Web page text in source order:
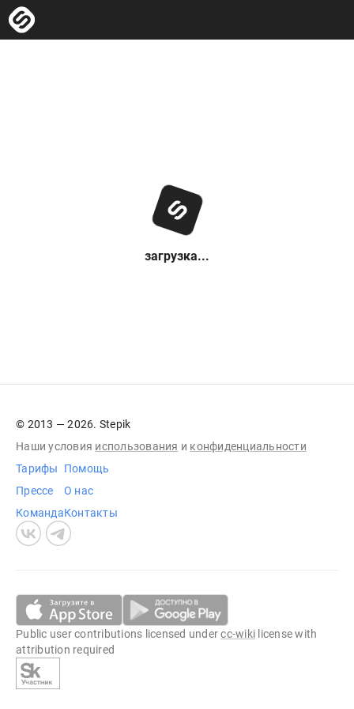
загрузка...
© 2013 — 2026. Stepik
Наши условия использования и конфиденциальности
Тарифы
Прессе
Команда
Помощь
О нас
Контакты
Public user contributions licensed undercc-wiki license with
attribution required